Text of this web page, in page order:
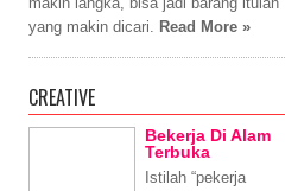
yang makin dicari.
Read More »
CREATIVE
Bekerja Di Alam
Terbuka
Istilah “pekerja